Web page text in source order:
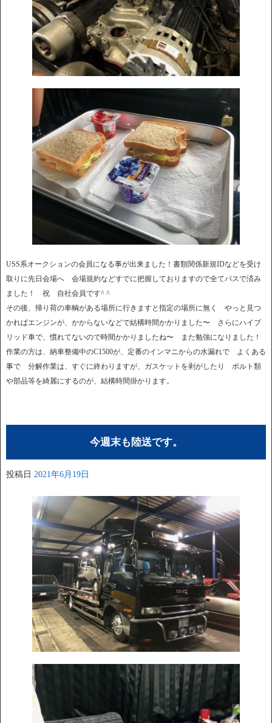
USS系オークションの会員になる事が出来ました！書類関係新規IDなどを受け
取りに先日会場へ 会場規約などすでに把握しておりますので全てパスで済み
ました！ 祝 自社会員です^ ^
その後、帰り荷の車輌がある場所に行きますと指定の場所に無く やっと見つ
かればエンジンが、かからないなどで結構時間かかりました〜 さらにハイブ
リッド車で、慣れてないので時間かかりましたね〜 また勉強になりました！
作業の方は、納車整備中のC1500が、定番のインマニからの水漏れで よくある
事で 分解作業は、すぐに終わりますが、ガスケットを剥がしたり ボルト類
や部品等を綺麗にするのが、結構時間掛かります。
今週末も陸送です。
投稿日 2021年6月19日